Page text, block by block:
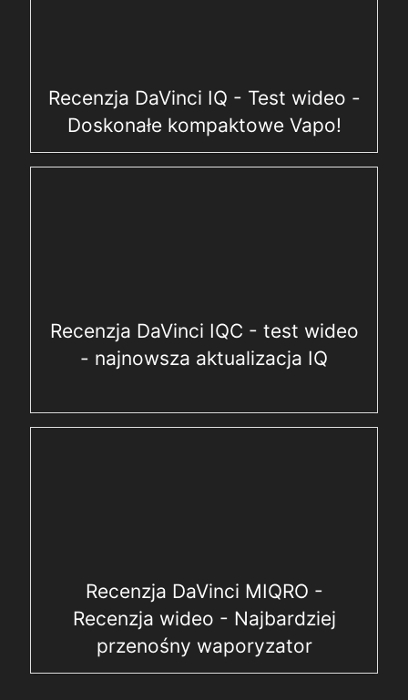
Recenzja DaVinci IQ - Test wideo -
Doskonałe kompaktowe Vapo!
Recenzja DaVinci IQC - test wideo
- najnowsza aktualizacja IQ
Recenzja DaVinci MIQRO -
Recenzja wideo - Najbardziej
przenośny waporyzator